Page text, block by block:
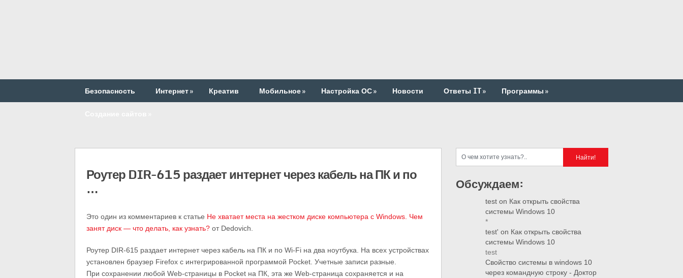
Безопасность Интернет» Креатив Мобильное» Настройка ОС» Новости Ответы IT» Программы»
Роутер DIR-615 раздает интернет через кабель на ПК и по
…
Это один из комментариев к статье Не хватает места на жестком диске компьютера c Windows. Чем
занят диск — что делать, как узнать? от Dedovich.
Роутер DIR-615 раздает интернет через кабель на ПК и по Wi-Fi на два ноутбука. На всех устройствах
установлен браузер Firefox с интегрированной программой Pocket. Учетные записи разные.
При сохранении любой Web-страницы в Pocket на ПК, эта же Web-страница сохраняется и на
Обсуждаем:
test on Как открыть свойства
системы Windows 10
*
test' on Как открыть свойства
системы Windows 10
test
Свойство системы в windows 10
через командную строку - Доктор